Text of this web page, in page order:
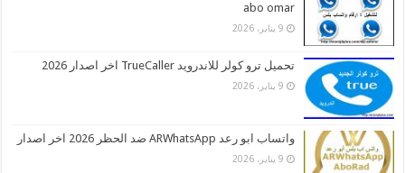
abo omar
9 يناير، 2026
تحميل ترو كولر للاندرويد TrueCaller اخر اصدار 2026
9 يناير، 2026
واتساب ابو رعد ARWhatsApp ضد الحظر 2026 اخر اصدار
9 يناير، 2026